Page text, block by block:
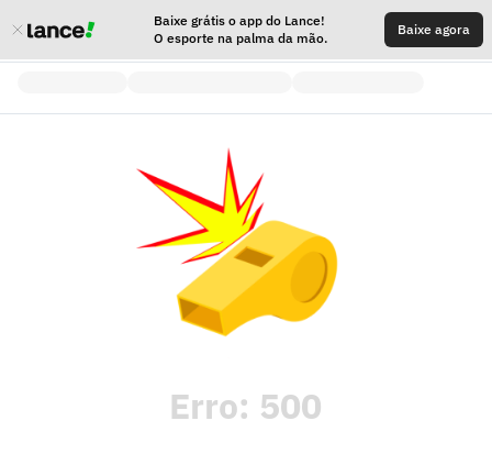
Baixe grátis o app do Lance!
O esporte na palma da mão.
Baixe agora
Erro: 500